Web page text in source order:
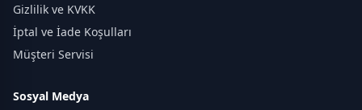
Gizlilik ve KVKK
İptal ve İade Koşulları
Müşteri Servisi
Sosyal Medya